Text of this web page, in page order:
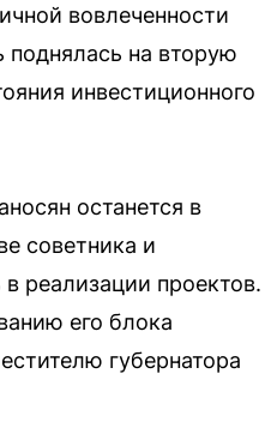
вовлеченности
на вторую
инвестиционного
останется в
советника и
реализации проектов.
его блока
губернатора